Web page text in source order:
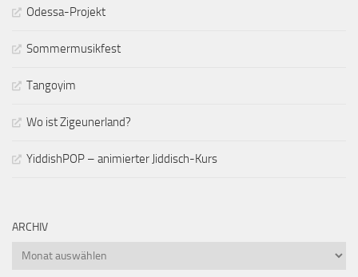
Odessa-Projekt
Sommermusikfest
Tangoyim
Wo ist Zigeunerland?
YiddishPOP – animierter Jiddisch-Kurs
ARCHIV
Archiv